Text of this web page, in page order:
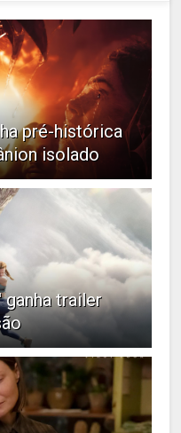
pré-histórica
isolado
ganha trailer